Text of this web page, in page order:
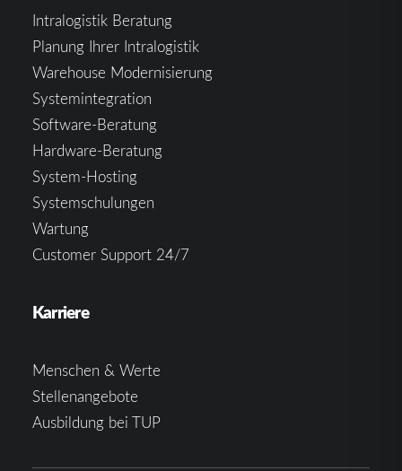
Intralogistik Beratung
Planung Ihrer Intralogistik
Warehouse Modernisierung
Systemintegration
Software-Beratung
Hardware-Beratung
System-Hosting
Systemschulungen
Wartung
Customer Support 24/7
Karriere
Menschen & Werte
Stellenangebote
Ausbildung bei TUP